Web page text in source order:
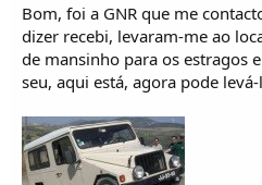
Bom, foi a GNR que me
dizer recebi, levaram-me ao
de mansinho para os estragos
seu, aqui está, agora pode